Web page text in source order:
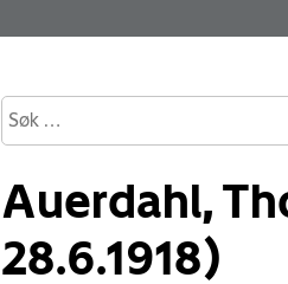
Auerdahl,
28.6.1918)